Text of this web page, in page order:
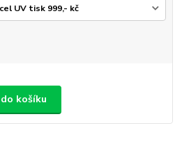
košíku